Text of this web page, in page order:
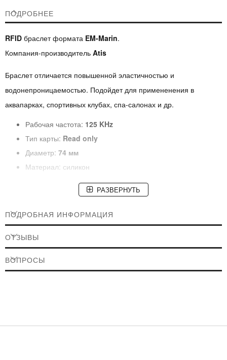
ПОДРОБНЕЕ
RFID браслет формата EM-Marin.
Компания-производитель Atis
Браслет отличается повышенной эластичностью и
водонепроницаемостью. Подойдет для примененения в
аквапарках, спортивных клубах, спа-салонах и др.
Рабочая частота: 125 KHz
Тип карты: Read only
Диаметр: 74 мм
Материал: силикон
РАЗВЕРНУТЬ
ПОДРОБНАЯ ИНФОРМАЦИЯ
ОТЗЫВЫ
ВОПРОСЫ